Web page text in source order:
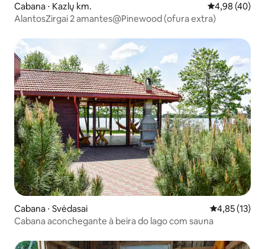
Cabana ⋅ Kazlų km. 4,98 de uma
4,98 (40)
AlantosZirgai 2 amantes@Pinewood (ofura extra)
Cabana ⋅ Svėdasai 4,85 de uma
4,85 (13)
Cabana aconchegante à beira do lago com sauna